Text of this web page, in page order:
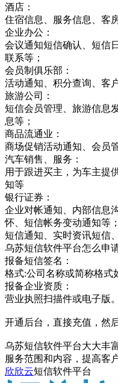
酒店：
住宿信息、服务信息、客
企业办公：
会议通知短信确认、短信
联系等；
会员制俱乐部：
活动通知、积分查询、客
旅游公司：
短信会员管理、旅游信息
息等；
商品流通业：
商场促销活动通知、会员
汽车销售、服务：
用于跟进买主，为车主提
知等
银行证券：
企业对帐通知、内部信息
怀、短信帐务变动通知等；
短信通知、实时资讯短信
乌苏短信软件平台怎么申
报备短信签名：
格式:公司名称或简称格式
报备企业资质：
营业执照扫描件或电子版。
开通后台，直接充值，然
乌苏短信软件平台大大丰
服务范围和内容，提高客
欣欣云短信软件平台